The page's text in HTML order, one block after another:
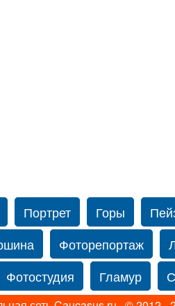
Портрет Горы
Фоторепортаж
Фотостудия Гламур